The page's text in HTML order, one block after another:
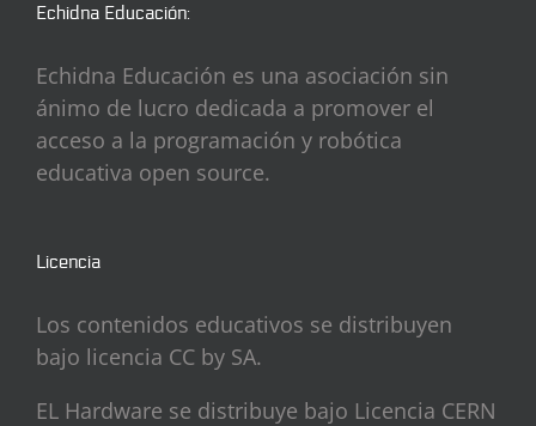
Echidna Educación:
Echidna Educación es una asociación sin
ánimo de lucro dedicada a promover el
acceso a la programación y robótica
educativa open source.
Licencia
Los contenidos educativos se distribuyen
bajo licencia CC by SA.
EL Hardware se distribuye bajo Licencia CERN